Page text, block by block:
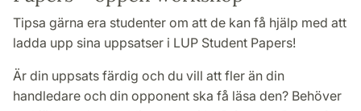
Tipsa gärna era studenter om att de kan få hjälp med att
ladda upp sina uppsatser i LUP Student Papers!
Är din uppsats färdig och du vill att fler än din
handledare och din opponent ska få läsa den? Behöver